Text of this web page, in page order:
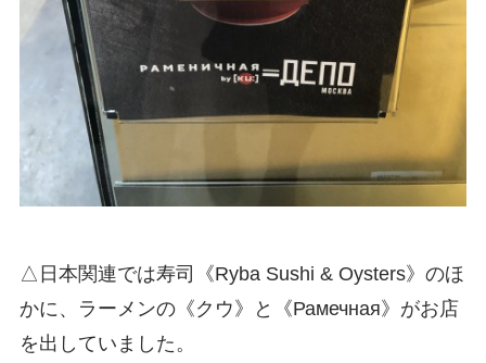
△日本関連では寿司《Ryba Sushi & Oysters》のほ
かに、ラーメンの《クウ》と《Рамечная》がお店
を出していました。